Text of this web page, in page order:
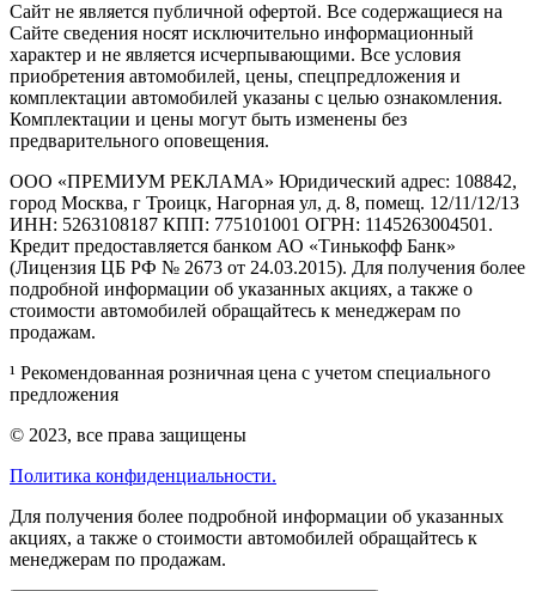
Cайт не является публичной офертой. Все содержащиеся на
Сайте сведения носят исключительно информационный
характер и не является исчерпывающими. Все условия
приобретения автомобилей, цены, спецпредложения и
комплектации автомобилей указаны с целью ознакомления.
Комплектации и цены могут быть изменены без
предварительного оповещения.
ООО «ПРЕМИУМ РЕКЛАМА» Юридический адрес: 108842,
город Москва, г Троицк, Нагорная ул, д. 8, помещ. 12/11/12/13
ИНН: 5263108187 КПП: 775101001 ОГРН: 1145263004501.
Кредит предоставляется банком АО «Тинькофф Банк»
(Лицензия ЦБ РФ № 2673 от 24.03.2015). Для получения более
подробной информации об указанных акциях, а также о
стоимости автомобилей обращайтесь к менеджерам по
продажам.
¹ Рекомендованная розничная цена с учетом специального
предложения
© 2023, все права защищены
Политика конфиденциальности.
Для получения более подробной информации об указанных
акциях, а также о стоимости автомобилей обращайтесь к
менеджерам по продажам.